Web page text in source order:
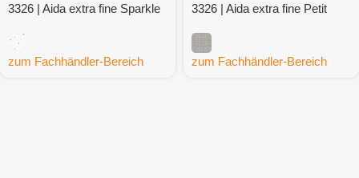
3326 | Aida extra fine Sparkle
zum Fachhändler-Bereich
3326 | Aida extra fine Petit
zum Fachhändler-Bereich